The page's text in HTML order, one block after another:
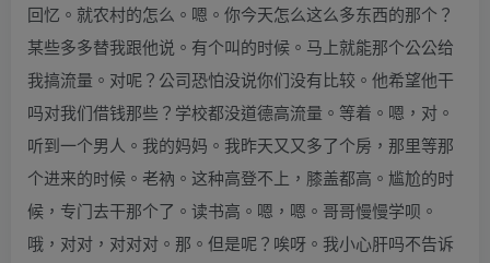
回忆。就农村的怎么。嗯。你今天怎么这么多东西的那个？
某些多多替我跟他说。有个叫的时候。马上就能那个公公给
我搞流量。对呢？公司恐怕没说你们没有比较。他希望他干
吗对我们借钱那些？学校都没道德高流量。等着。嗯，对。
听到一个男人。我的妈妈。我昨天又又多了个房，那里等那
个进来的时候。老衲。这种高登不上，膝盖都高。尴尬的时
候，专门去干那个了。读书高。嗯，嗯。哥哥慢慢学呗。
哦，对对，对对对。那。但是呢？唉呀。我小心肝吗不告诉